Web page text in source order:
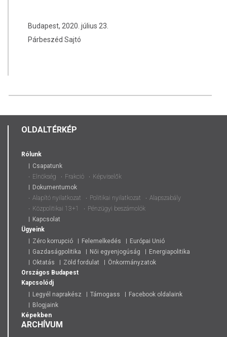
Budapest, 2020. július 23.
Párbeszéd Sajtó
OLDALTÉRKÉP
Rólunk
Csapatunk
Elnökség
Frakció
Képviselők
Dokumentumok
Alapító nyilatkozat
Politikai nyilatkozat
Alapszabály
Közpolitikai 13+1
Pénzügyi beszámolók
Kapcsolat
Ügyeink
Zéro korrupció
Felemelkedés
Európai Unió
Gazdaságpolitika
Női egyenjogúság
Energiapolitika
Oktatás
Zöld fordulat
Önkormányzatok
Országos Budapest
Kapcsolódj
Legyél naprakész
Támogass
Facebook oldalaink
Blogjaink
Képekben
ARCHÍVUM